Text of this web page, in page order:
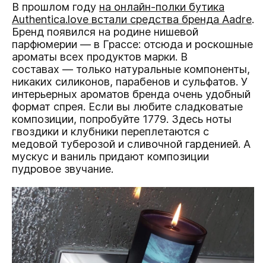
В прошлом году на онлайн-полки бутика
Authentica.love встали средства бренда Aadre.
Бренд появился на родине нишевой
парфюмерии — в Грассе: отсюда и роскошные
ароматы всех продуктов марки. В
составах — только натуральные компоненты,
никаких силиконов, парабенов и сульфатов. У
интерьерных ароматов бренда очень удобный
формат спрея. Если вы любите сладковатые
композиции, попробуйте 1779. Здесь ноты
гвоздики и клубники переплетаются с
медовой туберозой и сливочной гарденией. А
мускус и ваниль придают композиции
пудровое звучание.